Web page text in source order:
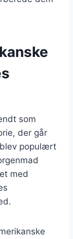
som
der går
populært
med